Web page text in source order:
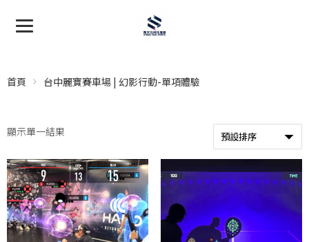
首頁 台中麗寶賽車場 | 幻影行動-單項體驗
顯示單一結果